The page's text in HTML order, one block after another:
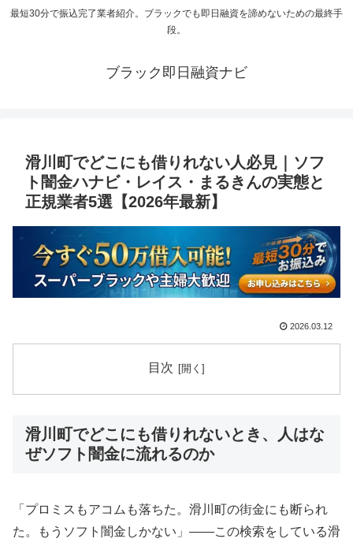
最短30分で振込完了業者紹介。ブラックでも即日融資を諦めないための最終手
段。
ブラック即日融資ナビ
滑川町でどこにも借りれない人必見｜ソフ
ト闇金ハナビ・レイス・まるきんの実態と
正規業者5選【2026年最新】
2026.03.12
目次
滑川町でどこにも借りれないとき、人はな
ぜソフト闇金に流れるのか
「プロミスもアコムも落ちた。滑川町の街金にも断られ
た。もうソフト闇金しかない」——この検索をしている滑